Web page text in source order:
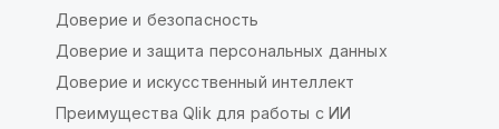
Доверие и безопасность
Доверие и защита персональных данных
Доверие и искусственный интеллект
Преимущества Qlik для работы с ИИ